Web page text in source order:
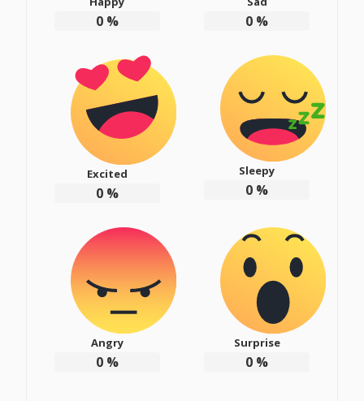
0% 0 %
Excited
0%
Sleepy
0 %
Angry
0%
Surprise
0 %